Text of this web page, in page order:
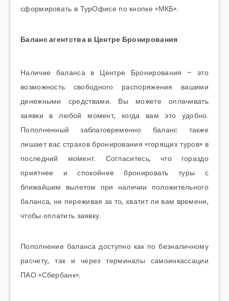
сформировать в ТурОфисе по кнопке «МКБ».
Баланс агентства в Центре Бронирования
Наличие баланса в Центре Бронирования – это
возможность свободного распоряжения вашими
денежными средствами. Вы можете оплачивать
заявки в любой момент, когда вам это удобно.
Пополненный заблаговременно баланс также
лишает вас страхов бронирования «горящих туров» в
последний момент. Согласитесь, что гораздо
приятнее и спокойнее бронировать туры с
ближайшим вылетом при наличии положительного
баланса, не переживая за то, хватит ли вам времени,
чтобы оплатить заявку.
Пополнение баланса доступно как по безналичному
расчету, так и через терминалы самоинкассации
ПАО «Сбербанк».